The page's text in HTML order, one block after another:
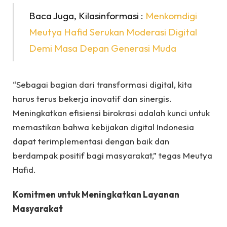
Baca Juga, Kilasinformasi : Menkomdigi
Meutya Hafid Serukan Moderasi Digital
Demi Masa Depan Generasi Muda
“Sebagai bagian dari transformasi digital, kita
harus terus bekerja inovatif dan sinergis.
Meningkatkan efisiensi birokrasi adalah kunci untuk
memastikan bahwa kebijakan digital Indonesia
dapat terimplementasi dengan baik dan
berdampak positif bagi masyarakat,” tegas Meutya
Hafid.
Komitmen untuk Meningkatkan Layanan
Masyarakat